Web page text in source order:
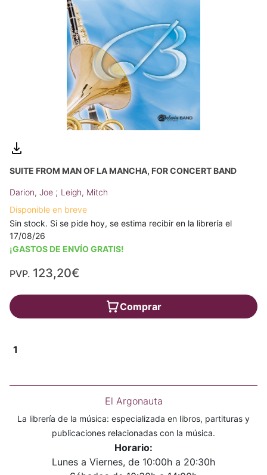
SUITE FROM MAN OF LA MANCHA, FOR CONCERT BAND
Darion, Joe ; Leigh, Mitch
Disponible en breve
Sin stock. Si se pide hoy, se estima recibir en la librería el
17/08/26
¡GASTOS DE ENVÍO GRATIS!
PVP. 123,20€
Comprar
1
El Argonauta
La librería de la música: especializada en libros, partituras y
publicaciones relacionadas con la música.
Horario:
Lunes a Viernes, de 10:00h a 20:30h